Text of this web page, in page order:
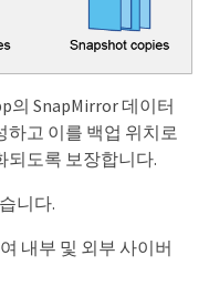
의 SnapMirror 데이터
하고 이를 백업 위치로
되도록 보장합니다.
니다.
내부 및 외부 사이버